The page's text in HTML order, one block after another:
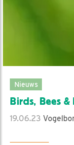
Nieuws
Birds, Bees &
19.06.23